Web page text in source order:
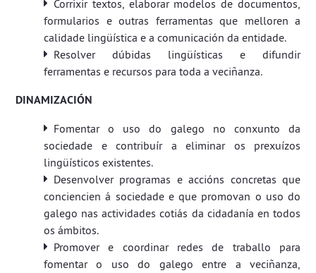
Corrixir textos, elaborar modelos de documentos,
formularios e outras ferramentas que melloren a
calidade lingüística e a comunicación da entidade.
Resolver dúbidas lingüísticas e difundir
ferramentas e recursos para toda a veciñanza.
DINAMIZACIÓN
Fomentar o uso do galego no conxunto da
sociedade e contribuír a eliminar os prexuízos
lingüísticos existentes.
Desenvolver programas e accións concretas que
conciencien á sociedade e que promovan o uso do
galego nas actividades cotiás da cidadanía en todos
os ámbitos.
Promover e coordinar redes de traballo para
fomentar o uso do galego entre a veciñanza,